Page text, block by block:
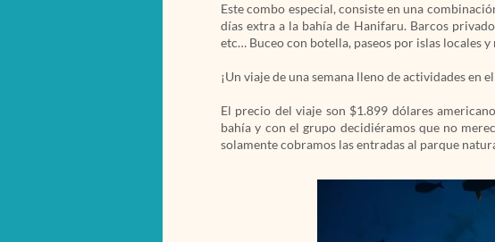
Este combo especial, consiste en una
días extra a la bahía de Hanifaru. Barcos
etc… Buceo con botella, paseos por islas locales y
¡Un viaje de una semana lleno de actividades
El precio del viaje son $1.899 dólares
bahía y con el grupo decidiéramos que no
solamente cobramos las entradas al parque